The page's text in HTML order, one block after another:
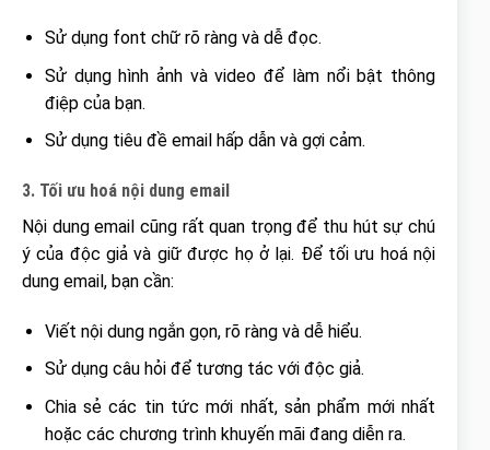
Sử dụng font chữ rõ ràng và dễ đọc.
Sử dụng hình ảnh và video để làm nổi bật thông
điệp của bạn.
Sử dụng tiêu đề email hấp dẫn và gợi cảm.
3. Tối ưu hoá nội dung email
Nội dung email cũng rất quan trọng để thu hút sự chú
ý của độc giả và giữ được họ ở lại. Để tối ưu hoá nội
dung email, bạn cần:
Viết nội dung ngắn gọn, rõ ràng và dễ hiểu.
Sử dụng câu hỏi để tương tác với độc giả.
Chia sẻ các tin tức mới nhất, sản phẩm mới nhất
hoặc các chương trình khuyến mãi đang diễn ra.